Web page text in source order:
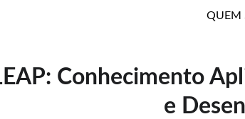
QUEM
Conhecimento
e